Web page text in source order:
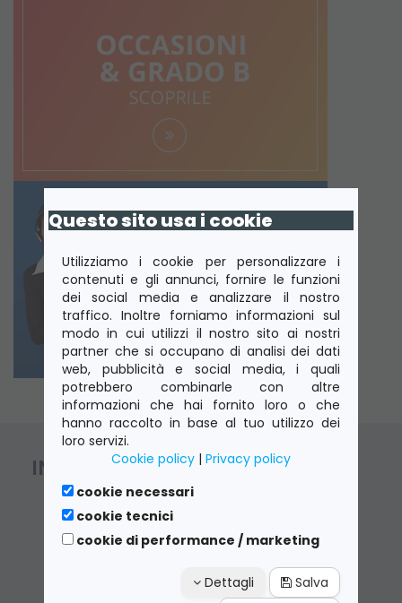
INFORMAZIONI
Condizioni di vendita
Invio ordine - Pagamenti
Questo sito usa i cookie
Utilizziamo i cookie per personalizzare i
contenuti e gli annunci, fornire le funzioni
dei social media e analizzare il nostro
traffico. Inoltre forniamo informazioni sul
modo in cui utilizzi il nostro sito ai nostri
partner che si occupano di analisi dei dati
web, pubblicità e social media, i quali
potrebbero combinarle con altre
informazioni che hai fornito loro o che
hanno raccolto in base al tuo utilizzo dei
loro servizi.
Cookie policy | Privacy policy
cookie necessari
cookie tecnici
cookie di performance / marketing
Dettagli
Salva